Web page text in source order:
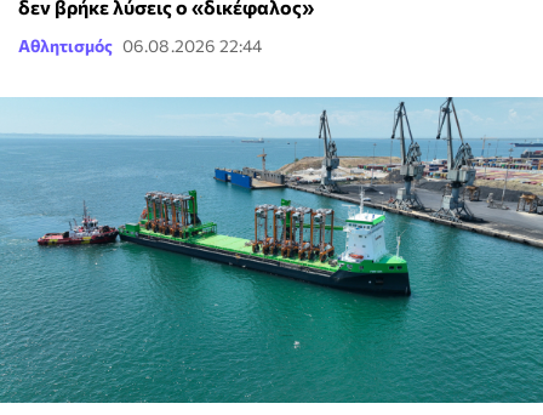
δεν βρήκε λύσεις ο «δικέφαλος»
Αθλητισμός 06.08.2026 22:44